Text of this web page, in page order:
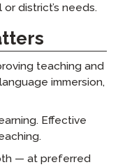
district’s needs.
teaching and
immersion,
Effective
— at preferred